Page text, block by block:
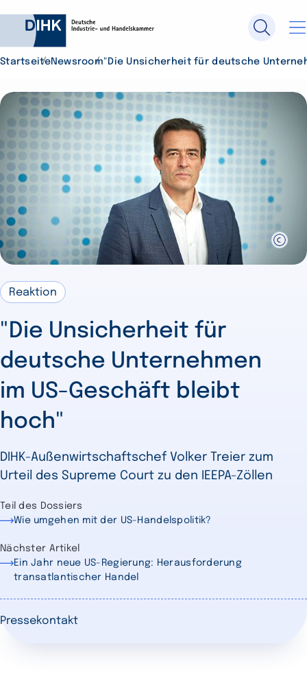
StartseiteNewsroom"Die Unsicherheit für deutsche
Reaktion
"Die Unsicherheit für
deutsche Unternehmen
im US-Geschäft bleibt
hoch"
DIHK-Außenwirtschaftschef Volker Treier zum
Urteil des Supreme Court zu den IEEPA-Zöllen
Teil des Dossiers
Wie umgehen mit der US-Handelspolitik?
Nächster Artikel
Ein Jahr neue US-Regierung: Herausforderung
transatlantischer Handel
Pressekontakt